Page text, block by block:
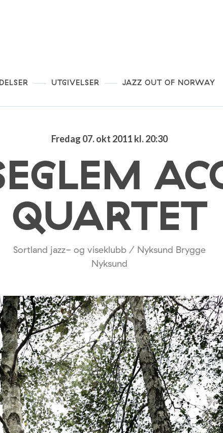
UTGIVELSER JAZZ OUT OF NORWAY
Fredag 07. okt 2011 kl. 20:30
QUARTET
Sortland jazz- og viseklubb / Nyksund Brygge
Nyksund